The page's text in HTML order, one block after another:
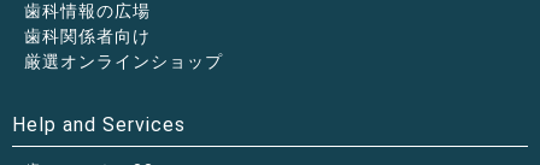
歯科情報の広場
歯科関係者向け
厳選オンラインショップ
Help and Services